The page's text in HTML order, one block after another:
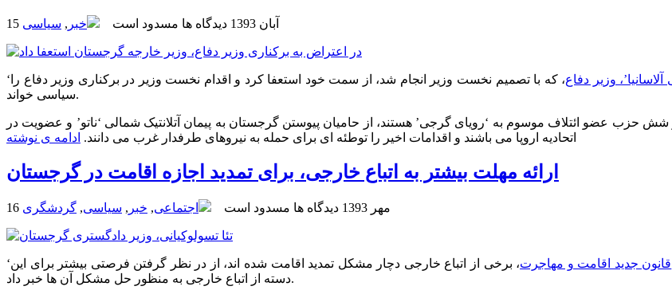
15 آبان 1393 دیدگاه ها مسدود است خبر , سیاسی
آلاسانیا’، وزیر دفاع، که با تصمیم نخست وزیر انجام شد، از سمت خود استعفا کرد و اقدام نخست وزیر در برکناری وزیر دفاع را
سیاسی خواند.
شش حزب عضو ائتلاف موسوم به ‘رویای گرجی’ هستند، از حامیان پیوستن گرجستان به پیمان آتلانتیک شمالی ‘ناتو’ و عضویت در
اتحادیه اروپا می باشند و اقدامات اخیر را توطئه ای برای حمله به نیروهای طرفدار غرب می دانند. ادامه ی نوشته
ارائه مهلت بیشتر به اتباع خارجی، برای تمدید اجازه اقامت در گرجستان
16 مهر 1393 دیدگاه ها مسدود است اجتماعی, خبر , سیاسی, گردشگری
قانون جدید اقامت و مهاجرت، برخی از اتباع خارجی دچار مشکل تمدید اقامت شده اند، از در نظر گرفتن فرصتی بیشتر برای این
دسته از اتباع خارجی به منظور حل مشکل آن ها خبر داد.